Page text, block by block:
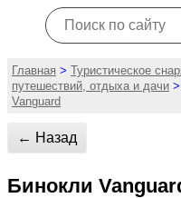
Главная > Туристическое
путешествий, отдыха и дачи >
Vanguard
← Назад
Бинокли